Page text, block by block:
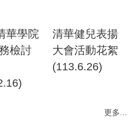
華學院
檢討
清華健兒表揚
大會活動花絮
(113.6.26)
更多...